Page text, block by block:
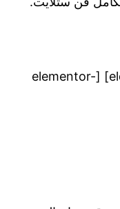
[elementor-template id=”1077″] [elementor-